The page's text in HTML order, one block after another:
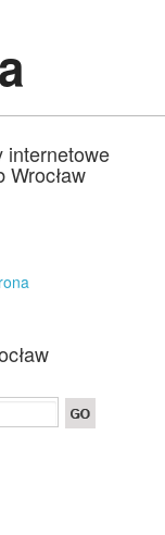
internetowe
Wrocław